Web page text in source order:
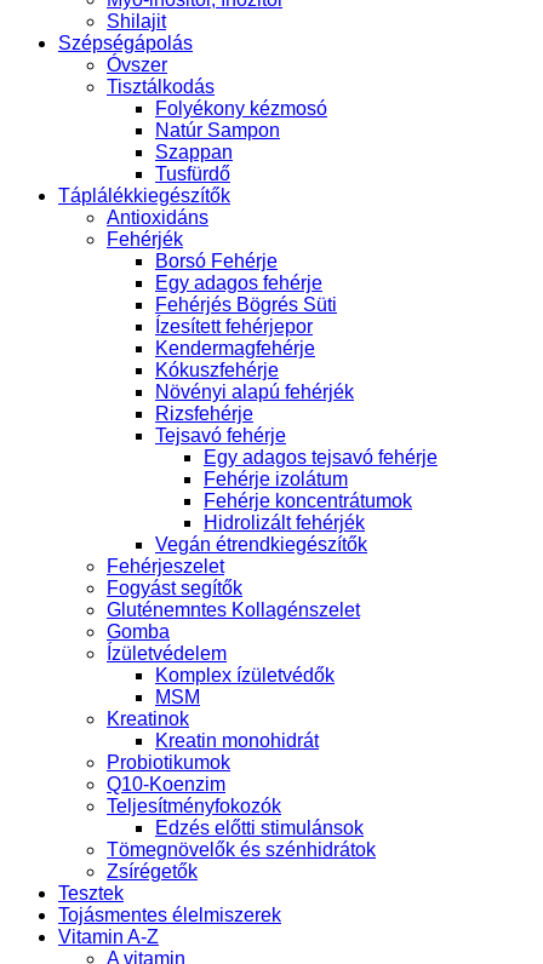
Shilajit
Szépségápolás
Óvszer
Tisztálkodás
Folyékony kézmosó
Natúr Sampon
Szappan
Tusfürdő
Táplálékkiegészítők
Antioxidáns
Fehérjék
Borsó Fehérje
Egy adagos fehérje
Fehérjés Bögrés Süti
Ízesített fehérjepor
Kendermagfehérje
Kókuszfehérje
Növényi alapú fehérjék
Rizsfehérje
Tejsavó fehérje
Egy adagos tejsavó fehérje
Fehérje izolátum
Fehérje koncentrátumok
Hidrolizált fehérjék
Vegán étrendkiegészítők
Fehérjeszelet
Fogyást segítők
Gluténemntes Kollagénszelet
Gomba
Ízületvédelem
Komplex ízületvédők
MSM
Kreatinok
Kreatin monohidrát
Probiotikumok
Q10-Koenzim
Teljesítményfokozók
Edzés előtti stimulánsok
Tömegnövelők és szénhidrátok
Zsírégetők
Tesztek
Tojásmentes élelmiszerek
Vitamin A-Z
A vitamin